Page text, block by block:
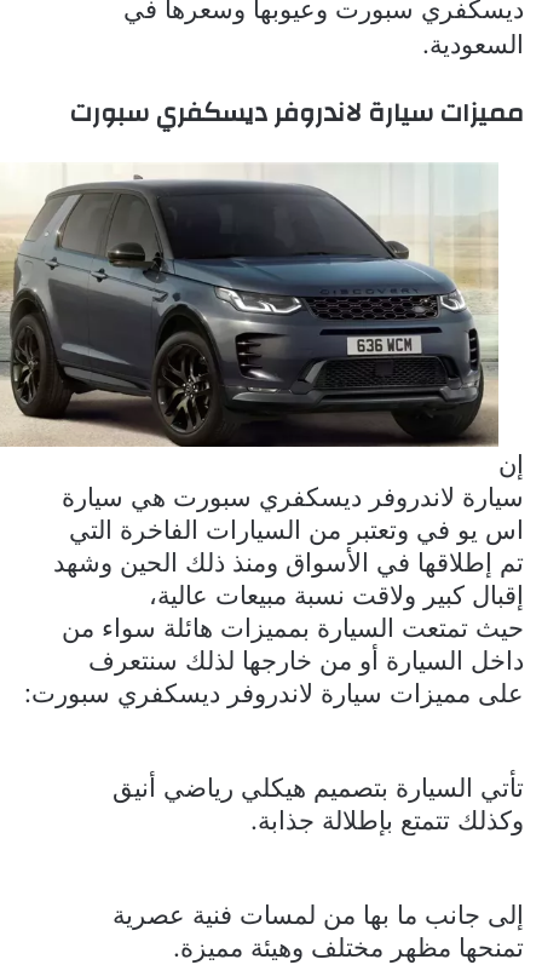
ديسكفري سبورت وعيوبها وسعرها في
السعودية.
مميزات سيارة لاندروفر ديسكفري سبورت
إن
سيارة لاندروفر ديسكفري سبورت هي سيارة
اس يو في وتعتبر من السيارات الفاخرة التي
تم إطلاقها في الأسواق ومنذ ذلك الحين وشهد
إقبال كبير ولاقت نسبة مبيعات عالية،
حيث تمتعت السيارة بمميزات هائلة سواء من
داخل السيارة أو من خارجها لذلك سنتعرف
على مميزات سيارة لاندروفر ديسكفري سبورت:
تأتي السيارة بتصميم هيكلي رياضي أنيق
وكذلك تتمتع بإطلالة جذابة.
إلى جانب ما بها من لمسات فنية عصرية
تمنحها مظهر مختلف وهيئة مميزة.